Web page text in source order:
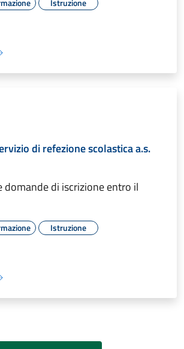
Istruzione
di refezione scolastica a.s.
domande di iscrizione entro il
Istruzione